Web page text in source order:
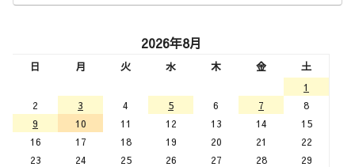
2026年8月
日 月 火 水 木 金
土
1
2
3 4 5 6 7
8
9
10 11 12 13 14
15
16
17 18 19 20 21
22
23
24 25 26 27 28
29